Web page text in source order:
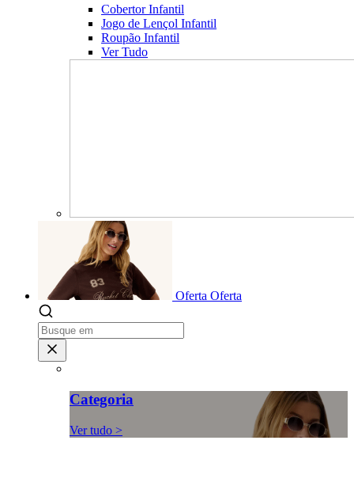
Cobertor Infantil
Jogo de Lençol Infantil
Roupão Infantil
Ver Tudo
Oferta Oferta
Categoria
Ver tudo >